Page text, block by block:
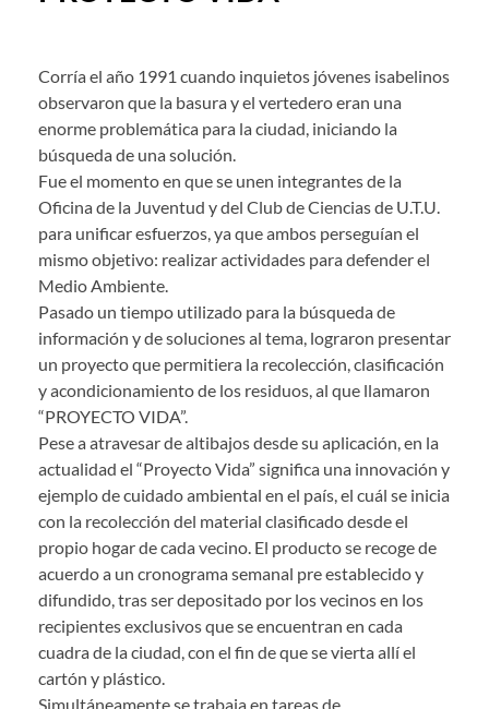
Corría el año 1991 cuando inquietos jóvenes isabelinos
observaron que la basura y el vertedero eran una
enorme problemática para la ciudad, iniciando la
búsqueda de una solución.
Fue el momento en que se unen integrantes de la
Oficina de la Juventud y del Club de Ciencias de U.T.U.
para unificar esfuerzos, ya que ambos perseguían el
mismo objetivo: realizar actividades para defender el
Medio Ambiente.
Pasado un tiempo utilizado para la búsqueda de
información y de soluciones al tema, lograron presentar
un proyecto que permitiera la recolección, clasificación
y acondicionamiento de los residuos, al que llamaron
“PROYECTO VIDA”.
Pese a atravesar de altibajos desde su aplicación, en la
actualidad el “Proyecto Vida” significa una innovación y
ejemplo de cuidado ambiental en el país, el cuál se inicia
con la recolección del material clasificado desde el
propio hogar de cada vecino. El producto se recoge de
acuerdo a un cronograma semanal pre establecido y
difundido, tras ser depositado por los vecinos en los
recipientes exclusivos que se encuentran en cada
cuadra de la ciudad, con el fin de que se vierta allí el
cartón y plástico.
Simultáneamente se trabaja en tareas de